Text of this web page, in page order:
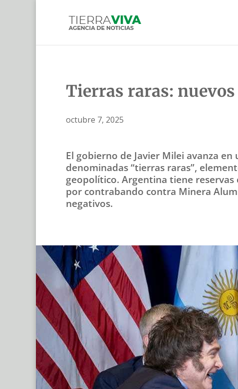
Tierras raras:
octubre 7, 2025
El gobierno de Javier Milei avanza
denominadas “tierras raras”,
geopolítico. Argentina tiene reservas
por contrabando contra Minera
negativos.